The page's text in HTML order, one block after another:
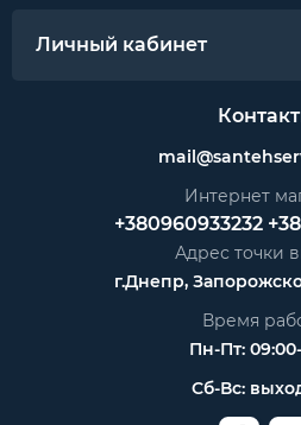
Личный кабинет
Интернет
+380960933232
Адрес точки
г.Днепр,
Время
Пн-Пт:
Сб-Вс: